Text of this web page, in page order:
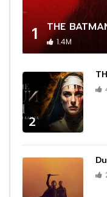
1 THE
1.4M
2